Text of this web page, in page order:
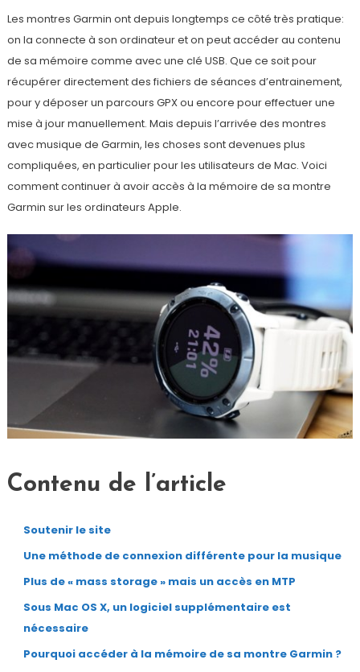
Les montres Garmin ont depuis longtemps ce côté très pratique:
on la connecte à son ordinateur et on peut accéder au contenu
de sa mémoire comme avec une clé USB. Que ce soit pour
récupérer directement des fichiers de séances d’entrainement,
pour y déposer un parcours GPX ou encore pour effectuer une
mise à jour manuellement. Mais depuis l’arrivée des montres
avec musique de Garmin, les choses sont devenues plus
compliquées, en particulier pour les utilisateurs de Mac. Voici
comment continuer à avoir accès à la mémoire de sa montre
Garmin sur les ordinateurs Apple.
Contenu de l’article
Soutenir le site
Une méthode de connexion différente pour la musique
Plus de « mass storage » mais un accès en MTP
Sous Mac OS X, un logiciel supplémentaire est
nécessaire
Pourquoi accéder à la mémoire de sa montre Garmin ?